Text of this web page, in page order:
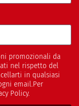
promozionali da
nel rispetto del
in qualsiasi
email.Per
Policy.